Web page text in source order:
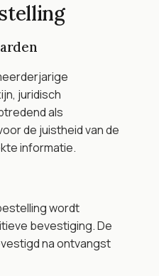
juridisch
als
de juistheid van de
informatie.
wordt
bevestiging. De
na ontvangst